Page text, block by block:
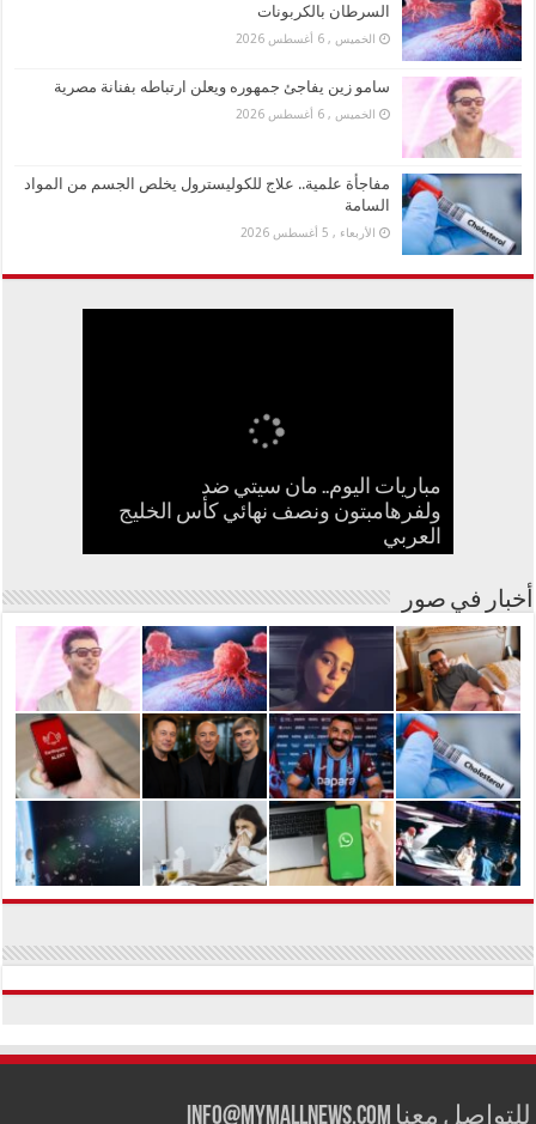
السرطان بالكربونات
الخميس , 6 أغسطس 2026
سامو زين يفاجئ جمهوره ويعلن ارتباطه بفنانة مصرية
الخميس , 6 أغسطس 2026
مفاجأة علمية.. علاج للكوليسترول يخلص الجسم من المواد
السامة
الأربعاء , 5 أغسطس 2026
مباريات اليوم.. مان سيتي ضد
ولفرهامبتون ونصف نهائي كأس الخليج
العربي
كيف تسبب سائح كويتي في إغلاق منزل
عبدالحليم حافظ ومنع زيارته؟
جنا عمرو دياب تستعد لإطلاق أول ألبوم
في مشوارها الغنائي
بعد الطيبات.. تحرك مصري ضد بدعة
أسترالية لعلاج السرطان بالكربونات
سامو زين يفاجئ جمهوره ويعلن ارتباطه
بفنانة مصرية
مفاجأة علمية.. علاج للكوليسترول يخلص
الجسم من المواد السامة
أخبار في صور
للتواصل معنا info@mymallnews.com